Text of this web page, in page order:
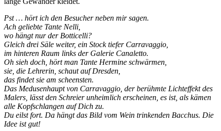
Pst … hört ich den Besucher neben mir sagen.
Ach geliebte Tante Nelli,
wo hängt nur der Botticelli?
Gleich drei Säle weiter, ein Stock tiefer Carravaggio,
im hinteren Raum links der Galerie Canaletto.
Oh sieh doch, hört man Tante Hermine schwärmen,
sie, die Lehrerin, schaut auf Dresden,
das findet sie am scheensten.
Das Medusenhaupt von Carravaggio, der berühmte Lichteffekt des
Malers, lässt den Schreier unheimlich erscheinen, es ist, als kämen
alle Kopfschlangen auf Dich zu.
Du eilst fort. Da hängt das Bild vom Wein trinkenden Bacchus. Die
Idee ist gut!